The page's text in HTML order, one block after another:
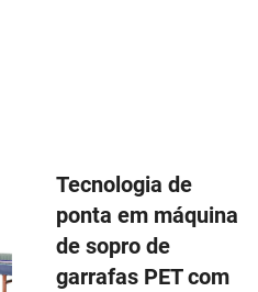
Tecnologia de
ponta em máquina
de sopro de
garrafas PET com